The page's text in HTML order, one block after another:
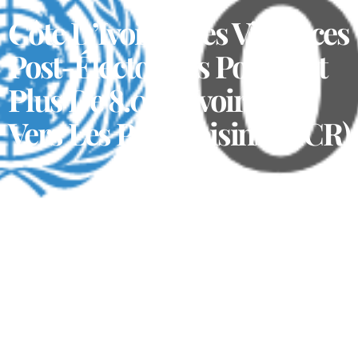
Côte D’Ivoire : Les Violences
Post-Électorales Poussent
Plus De 8.000 Ivoiriens
Vers Les Pays Voisins (HCR)